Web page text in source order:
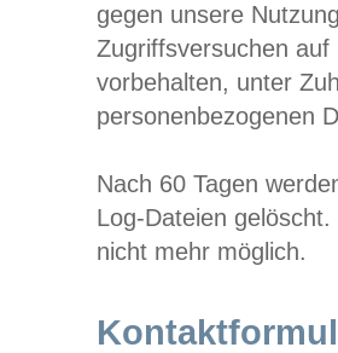
gegen unsere
Zugriffsversuchen
vorbehalten, unter
personenbezogenen
Nach 60 Tagen
Log-Dateien
nicht mehr möglich.